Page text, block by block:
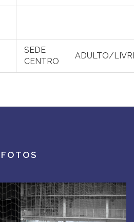
SEDE
CENTRO
ADULTO/
FOTOS